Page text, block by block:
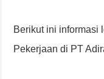
Berikut ini informasi
Pekerjaan di PT